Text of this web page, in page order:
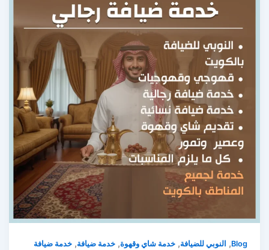
Blog
,النوبي للضيافة,خدمة شاي وقهوة,خدمة ضيافة,خدمة ضيافة